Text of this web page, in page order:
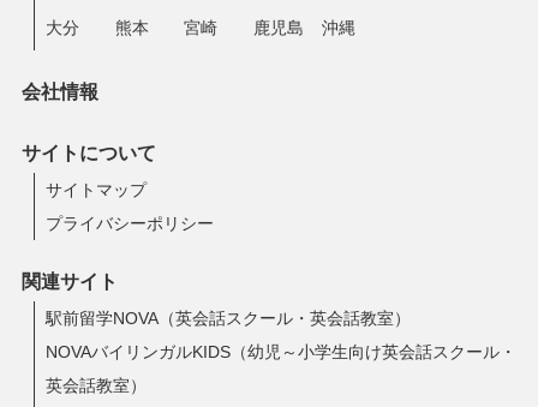
大分 熊本 宮崎 鹿児島 沖縄
会社情報
サイトについて
サイトマップ
プライバシーポリシー
関連サイト
駅前留学NOVA（英会話スクール・英会話教室）
NOVAバイリンガルKIDS（幼児～小学生向け英会話スクール・
英会話教室）